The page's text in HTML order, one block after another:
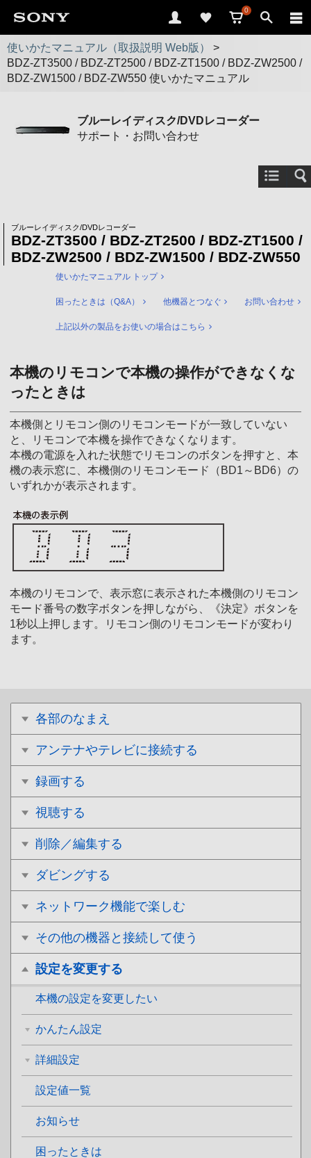
0
使いかたマニュアル（取扱説明 Web版）
>
BDZ-ZT3500 / BDZ-ZT2500 / BDZ-ZT1500 / BDZ-ZW2500 /
BDZ-ZW1500 / BDZ-ZW550 使いかたマニュアル
ブルーレイディスク/DVDレコーダー
サポート・お問い合わせ
ブルーレイディスク/DVDレコーダー
BDZ-ZT3500 / BDZ-ZT2500 / BDZ-ZT1500 /
BDZ-ZW2500 / BDZ-ZW1500 / BDZ-ZW550
使いかたマニュアル トップ
困ったときは（Q&A） 他機器とつなぐ お問い合わせ
上記以外の製品をお使いの場合はこちら
各部のなまえ
アンテナやテレビに接続する
録画する
視聴する
削除／編集する
ダビングする
ネットワーク機能で楽しむ
その他の機器と接続して使う
設定を変更する
本機の設定を変更したい
かんたん設定
詳細設定
設定値一覧
お知らせ
困ったときは
本機のリモコンで本機の操作ができなくな
ったときは
本機側とリモコン側のリモコンモードが一致していない
と、リモコンで本機を操作できなくなります。
本機の電源を入れた状態でリモコンのボタンを押すと、本
機の表示窓に、本機側のリモコンモード（BD1～BD6）の
いずれかが表示されます。
本機のリモコンで、表示窓に表示された本機側のリモコン
モード番号の数字ボタンを押しながら、《決定》ボタンを
1秒以上押します。リモコン側のリモコンモードが変わり
ます。